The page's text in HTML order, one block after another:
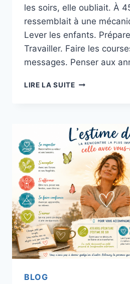
les soirs, elle oubliait. À
ressemblait à une
Lever les enfants.
Travailler. Faire les
messages. Penser aux
LIRE LA SUITE
BLOG